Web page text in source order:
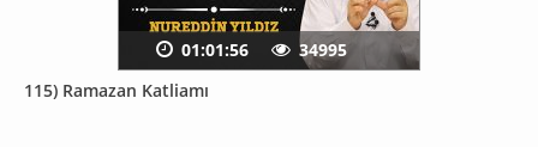
115) Ramazan Katliamı
01:01:56 34995